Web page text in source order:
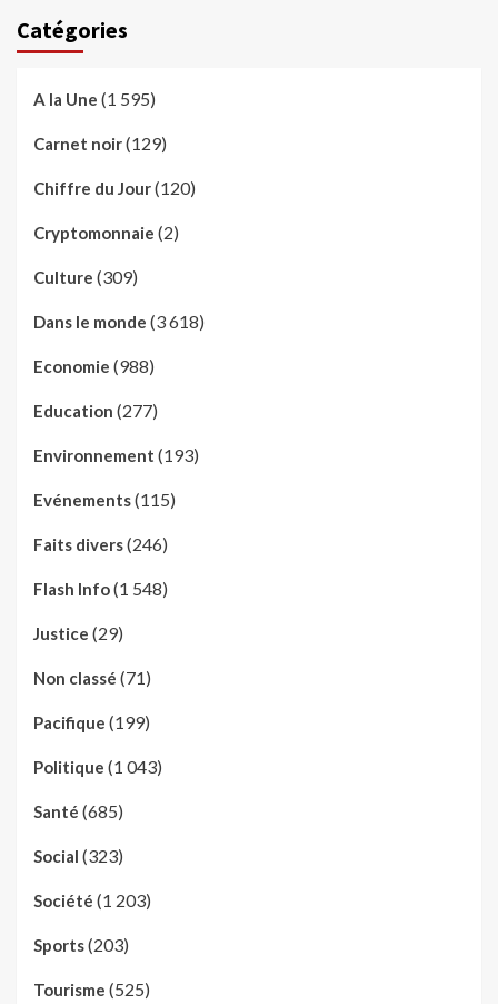
Catégories
A la Une (1 595)
Carnet noir(129)
Chiffre du Jour(120)
Cryptomonnaie (2)
Culture (309)
Dans le monde (3 618)
Economie (988)
Education (277)
Environnement (193)
Evénements(115)
Faits divers(246)
Flash Info(1 548)
Justice (29)
Non classé (71)
Pacifique (199)
Politique (1 043)
Santé (685)
Social (323)
Société (1 203)
Sports(203)
Tourisme (525)